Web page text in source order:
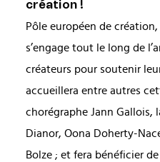
création !
Pôle européen de
s’engage tout le long de
créateurs pour soutenir
accueillera entre autres
chorégraphe Jann Gallois,
Dianor, Oona Doherty-
Bolze ; et fera bénéficier